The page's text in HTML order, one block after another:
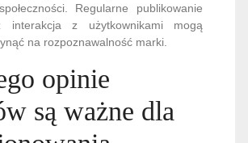
Regularne publikowanie
interakcja z użytkownikami mogą
na rozpoznawalność marki.
opinie
są ważne dla